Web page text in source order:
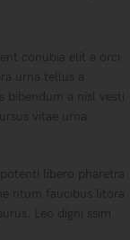
conubia elit a orci
urna tellus a
bibendum a nisl vesti
vitae urna
libero pharetra
ntum faucibus litora
Leo digni ssim